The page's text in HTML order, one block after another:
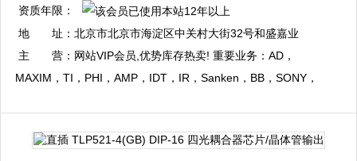
QQ：1344056792
复制
资质年限：
地 址：北京市北京市海淀区中关村大街32号和盛嘉业
大厦10层1009室
主 营： 网站VIP会员,优势库存热卖! 重要业务：AD，
MAXIM，TI，PHI，AMP，IDT，IR，Sanken，BB，SONY，